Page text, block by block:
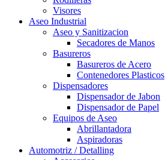
Visores
Aseo Industrial
Aseo y Sanitizacion
Secadores de Manos
Basureros
Basureros de Acero
Contenedores Plasticos
Dispensadores
Dispensador de Jabon
Dispensador de Papel
Equipos de Aseo
Abrillantadora
Aspiradoras
Automotriz / Detalling